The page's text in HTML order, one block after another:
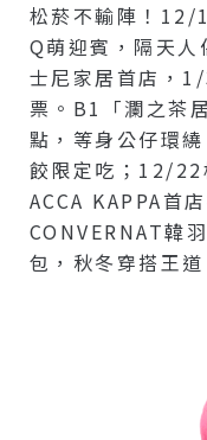
松菸不輸陣！12/
Q萌迎賓，隔天
士尼家居首店，
票。B1「瀾之茶
點，等身公仔環
餃限定吃；12/22
ACCA KAPPA首
CONVERNAT韓
包，秋冬穿搭王道